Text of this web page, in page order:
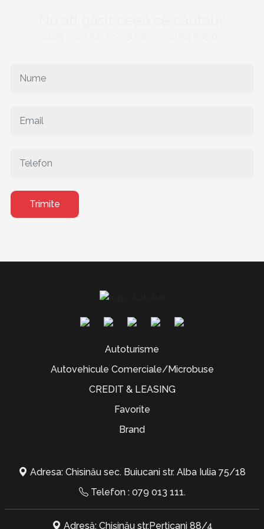
Trimite
Autoturisme
Autovehicule Comerciale/Microbuse
CREDIT & LEASING
Favorite
Brand
Adresa: Chisinău sec. Buiucani str. Alba Iulia 75/18
Telefon : 079 013 111.
Adresă: Chișinău str.Perticani 88/4